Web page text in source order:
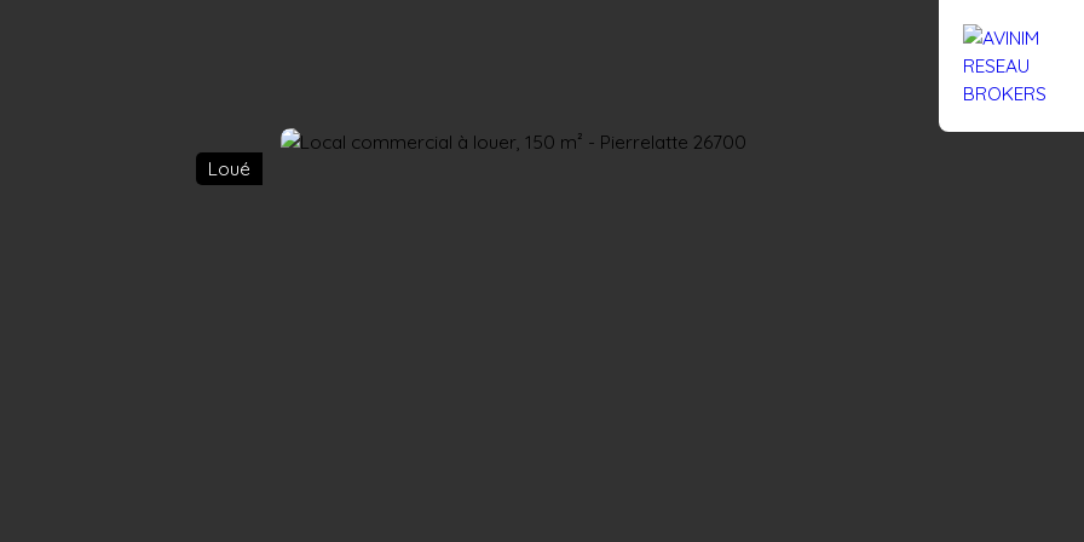
Louer Confiez un local Trouver un Broker Rejoignez-nous Actualités
Loué